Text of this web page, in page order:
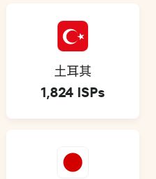
土耳其
1,824 ISPs